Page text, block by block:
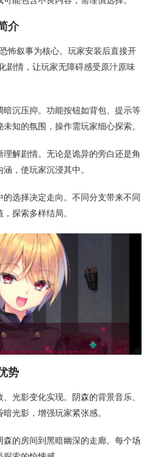
介
怖叙事为核心。玩家安装后直接开
剧情，让玩家无障碍感受原汁原味
沉压抑。功能按钮如背包、提示等
知的氛围，操作需玩家细心探索。
解剧情。无论是诡异的旁白还是角
，使玩家沉浸其中。
选择决定走向。不同分支带来不同
探索多样结局。
势
光影变化实现。阴森的背景音乐、
光影，增强玩家紧张感。
的房间到黑暗幽深的走廊。每个场